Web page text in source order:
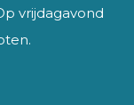
vrijdagavond